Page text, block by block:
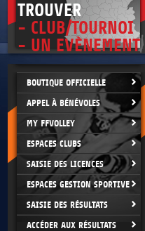
TROUVER
- CLUB/TOURNOI
- UN EVÈNEMENT
BOUTIQUE OFFICIELLE
APPEL À BÉNÉVOLES
MY FFVOLLEY
ESPACES CLUBS
SAISIE DES LICENCES
ESPACES GESTION SPORTIVE
SAISIE DES RÉSULTATS
ACCÉDER AUX RÉSULTATS